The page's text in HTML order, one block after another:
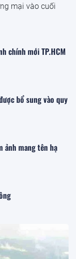
mại vào cuối
chính mới TP.HCM
bổ sung vào quy
ảnh mang tên hạ